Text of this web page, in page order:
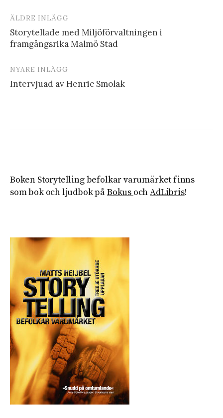
Inläggsnavigering
ÄLDRE INLÄGG
Storytellade med Miljöförvaltningen i
framgångsrika Malmö Stad
NYARE INLÄGG
Intervjuad av Henric Smolak
Boken Storytelling befolkar varumärket finns
som bok och ljudbok påBokus ochAdLibris!